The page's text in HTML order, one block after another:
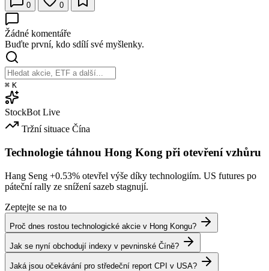
0 0
Žádné komentáře
Buďte první, kdo sdílí své myšlenky.
⌘ K
StockBot Live
Tržní situace Čína
Technologie táhnou Hong Kong při otevření vzhůru
Hang Seng +0.53% otevřel výše díky technologiím. US futures po
páteční rally ze snížení sazeb stagnují.
Zeptejte se na to
Proč dnes rostou technologické akcie v Hong Kongu?
Jak se nyní obchodují indexy v pevninské Číně?
Jaká jsou očekávání pro středeční report CPI v USA?